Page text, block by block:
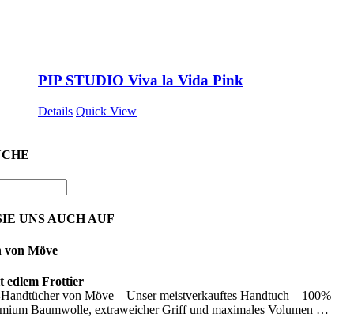
PIP STUDIO Viva la Vida Pink
Details Quick View
UNS AUCH AUF
von Möve
edlem Frottier
von Möve – Unser meistverkauftes Handtuch – 100%
Baumwolle, extraweicher Griff und maximales Volumen …